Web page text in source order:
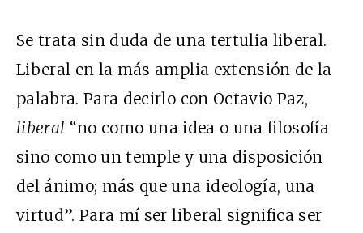
Se trata sin duda de una tertulia liberal.
Liberal en la más amplia extensión de la
palabra. Para decirlo con Octavio Paz,
liberal “no como una idea o una filosofía
sino como un temple y una disposición
del ánimo; más que una ideología, una
virtud”. Para mí ser liberal significa ser